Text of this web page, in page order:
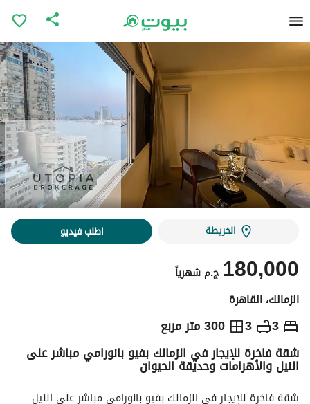
الخريطة اطلب فيديو
ج.م 180,000 شهرياً
الزمالك، القاهرة
3
3 300 متر مربع ج.م 180,000شهرياً
الاماكن القريبة
شقة فاخرة للإيجار في الزمالك بفيو بانورامي مباشر على
النيل والأهرامات وحديقة الحيوان